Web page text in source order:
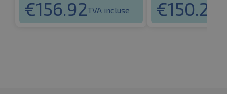
€156.92TVA incluse €150.29